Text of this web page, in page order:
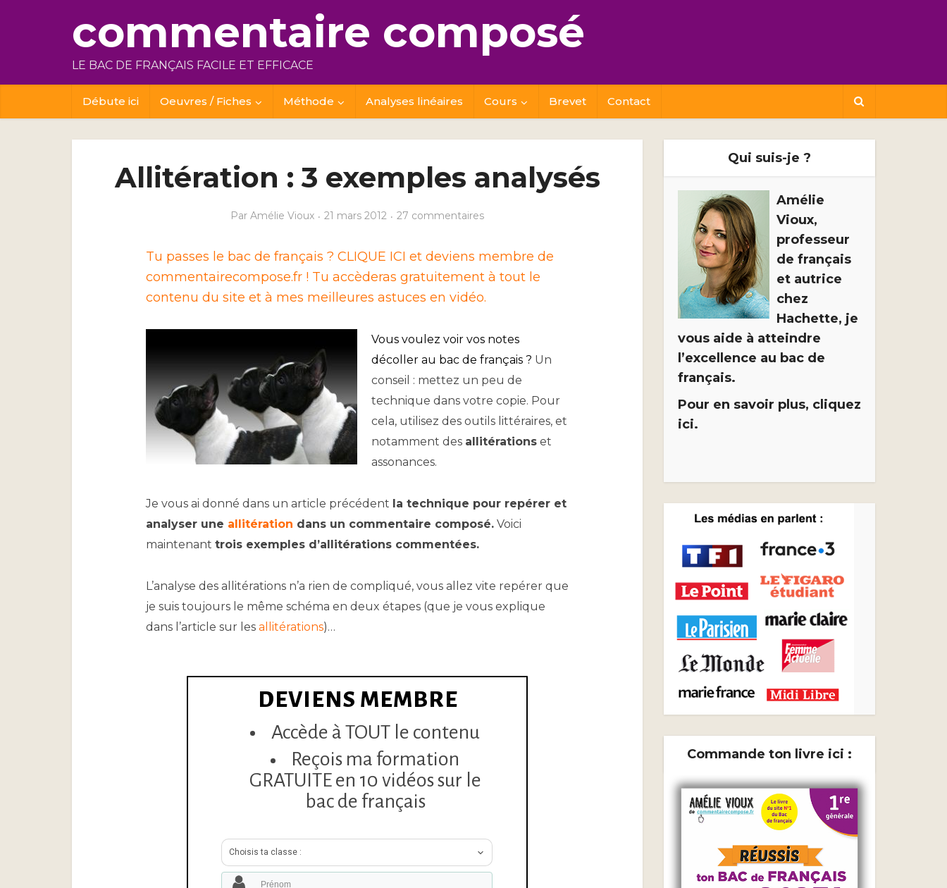
commentaire composé
LE BAC DE FRANÇAIS FACILE ET EFFICACE
Débute ici Oeuvres / Fiches Méthode Analyses linéaires Cours Brevet Contact
Allitération : 3 exemples analysés
Par Amélie Vioux 21 mars 2012 27 commentaires
Tu passes le bac de français ? CLIQUE ICI et deviens membre de
commentairecompose.fr ! Tu accèderas gratuitement à tout le
contenu du site et à mes meilleures astuces en vidéo.
Vous voulez voir vos notes
décoller au bac de français ? Un
conseil : mettez un peu de
technique dans votre copie. Pour
cela, utilisez des outils littéraires, et
notamment des allitérations et
assonances.
Je vous ai donné dans un article précédent la technique pour repérer et
analyser une allitération dans un commentaire composé. Voici
maintenant trois exemples d’allitérations commentées.
L’analyse des allitérations n’a rien de compliqué, vous allez vite repérer que
je suis toujours le même schéma en deux étapes (que je vous explique
dans l’article sur les allitérations)…
DEVIENS MEMBRE
Accède à TOUT le contenu
Reçois ma formation
GRATUITE en 10 vidéos sur le
bac de français
Choisis ta classe :
Qui suis-je ?
Amélie
Vioux,
professeur
de français
et autrice
chez
Hachette, je
vous aide à atteindre
l’excellence au bac de
français.
Pour en savoir plus, cliquez
ici.
Commande ton livre ici :